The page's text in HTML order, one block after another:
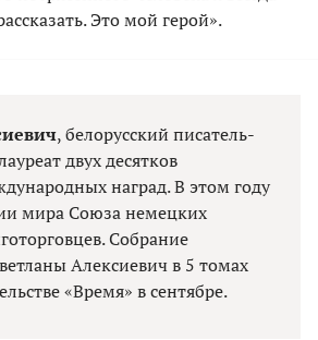
Это мой герой».
, белорусский писатель-
двух десятков
наград. В этом году
мира Союза немецких
Собрание
Алексиевич в 5 томах
«Время» в сентябре.